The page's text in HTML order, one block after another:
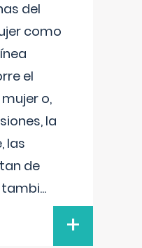
del
como
el
o,
la
las
de
...
+